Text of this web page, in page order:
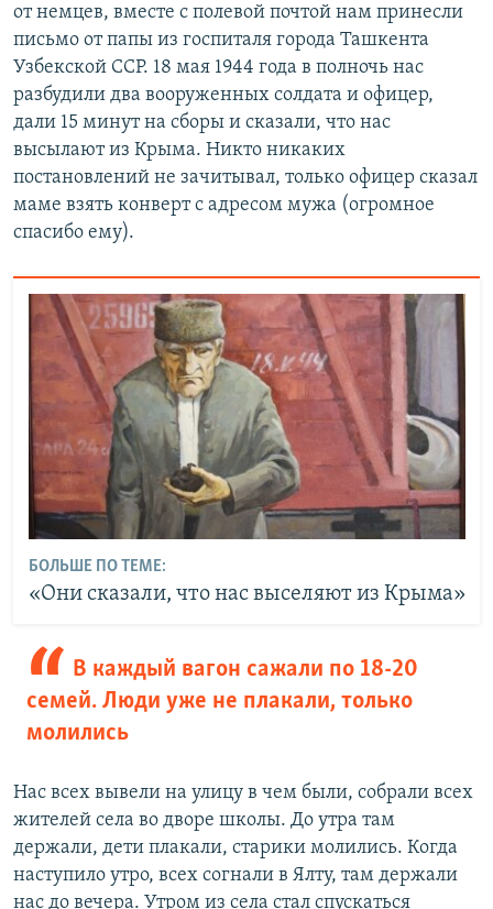
от немцев, вместе с полевой почтой нам принесли
письмо от папы из госпиталя города Ташкента
Узбекской ССР. 18 мая 1944 года в полночь нас
разбудили два вооруженных солдата и офицер,
дали 15 минут на сборы и сказали, что нас
высылают из Крыма. Никто никаких
постановлений не зачитывал, только офицер сказал
маме взять конверт с адресом мужа (огромное
спасибо ему).
БОЛЬШЕ ПО ТЕМЕ:
«Они сказали, что нас выселяют из Крыма»
В каждый вагон сажали по 18-20
семей. Люди уже не плакали, только
молились
Нас всех вывели на улицу в чем были, собрали всех
жителей села во дворе школы. До утра там
держали, дети плакали, старики молились. Когда
наступило утро, всех согнали в Ялту, там держали
нас до вечера. Утром из села стал спускаться